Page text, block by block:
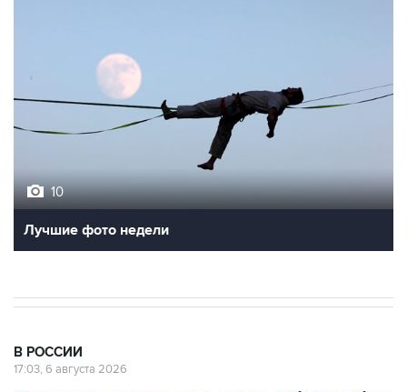
10
Лучшие фото недели
В РОССИИ
17:03, 6 августа 2026